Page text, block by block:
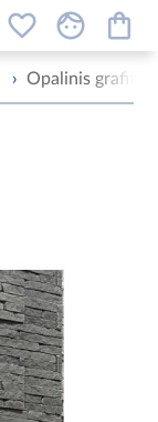
› Opalinis grafito